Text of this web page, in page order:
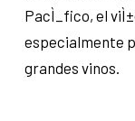
PacÌ_fico, el
especialmente
grandes vinos.